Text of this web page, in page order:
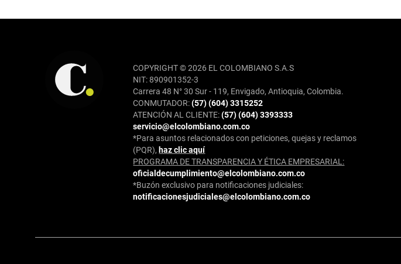
COPYRIGHT © 2026 EL COLOMBIANO S.A.S
NIT: 890901352-3
Carrera 48 N° 30 Sur - 119, Envigado, Antioquia, Colombia.
CONMUTADOR:(57) (604) 3315252
ATENCIÓN AL CLIENTE:(57) (604) 3393333
servicio@elcolombiano.com.co
*Para asuntos relacionados con peticiones, quejas y reclamos
(PQR), haz clic aquí
PROGRAMA DE TRANSPARENCIA Y ÉTICA EMPRESARIAL:
oficialdecumplimiento@elcolombiano.com.co
*Buzón exclusivo para notificaciones judiciales:
notificacionesjudiciales@elcolombiano.com.co